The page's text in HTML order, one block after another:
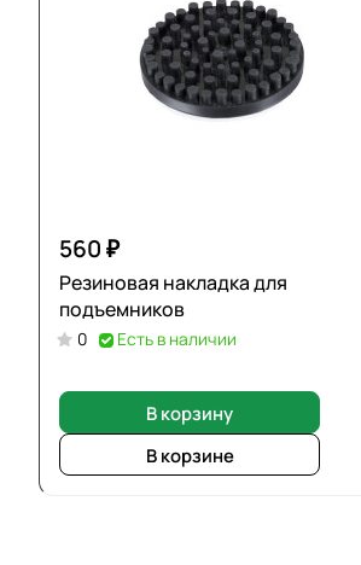
560 ₽
Резиновая накладка для
подъемников
0 Есть в наличии
В корзину
В корзине